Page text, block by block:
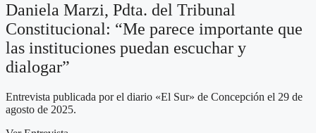
Daniela Marzi, Pdta. del Tribunal
Constitucional: “Me parece importante que
las instituciones puedan escuchar y
dialogar”
Entrevista publicada por el diario «El Sur» de Concepción el 29 de
agosto de 2025.